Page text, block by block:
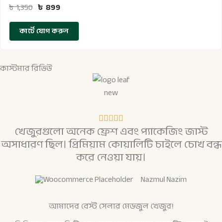
৳1,350 ৳ 899
কার্টে যোগ করুন
কাস্টমার রিভিউ
    
-
এ
র
ধ্যে
রে
খেজুরগুলো অনেক ফ্রেশ এবং প্যাকেজিং জাস্ট
অসাধারণ ছিল। প্রিমিয়াম কোয়ালিটি চাইলে চোখ বন্ধ
করে নেওয়া যায়।
Nazmul Nazim
আমাদের বেস্ট সেলার মেডজুল খেজুর!